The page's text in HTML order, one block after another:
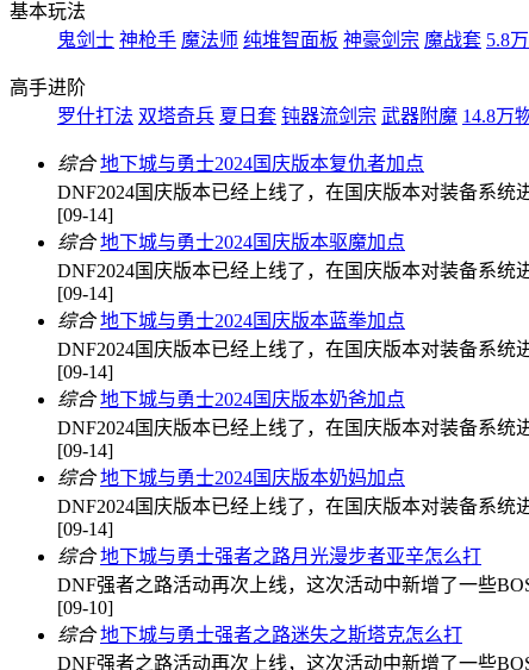
基本玩法
鬼剑士 神枪手 魔法师 纯堆智面板 神豪剑宗 魔战套 5.8
高手进阶
罗什打法 双塔奇兵 夏日套 钝器流剑宗 武器附魔 14.8万
综合 地下城与勇士2024国庆版本复仇者加点
DNF2024国庆版本已经上线了，在国庆版本对装备系
[09-14]
综合 地下城与勇士2024国庆版本驱魔加点
DNF2024国庆版本已经上线了，在国庆版本对装备系
[09-14]
综合 地下城与勇士2024国庆版本蓝拳加点
DNF2024国庆版本已经上线了，在国庆版本对装备系
[09-14]
综合 地下城与勇士2024国庆版本奶爸加点
DNF2024国庆版本已经上线了，在国庆版本对装备系
[09-14]
综合 地下城与勇士2024国庆版本奶妈加点
DNF2024国庆版本已经上线了，在国庆版本对装备系
[09-14]
综合 地下城与勇士强者之路月光漫步者亚辛怎么打
DNF强者之路活动再次上线，这次活动中新增了一些
[09-10]
综合 地下城与勇士强者之路迷失之斯塔克怎么打
DNF强者之路活动再次上线，这次活动中新增了一些